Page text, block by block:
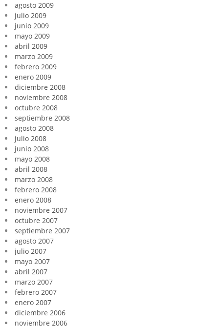
agosto 2009
julio 2009
junio 2009
mayo 2009
abril 2009
marzo 2009
febrero 2009
enero 2009
diciembre 2008
noviembre 2008
octubre 2008
septiembre 2008
agosto 2008
julio 2008
junio 2008
mayo 2008
abril 2008
marzo 2008
febrero 2008
enero 2008
noviembre 2007
octubre 2007
septiembre 2007
agosto 2007
julio 2007
mayo 2007
abril 2007
marzo 2007
febrero 2007
enero 2007
diciembre 2006
noviembre 2006